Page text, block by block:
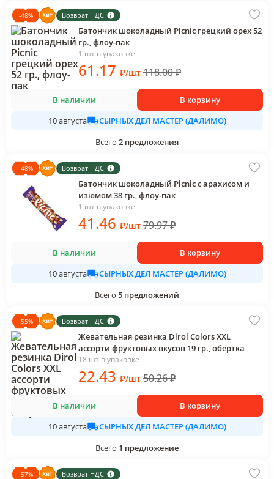
-48% Возврат НДС
Батончик шоколадный Picnic грецкий орех 52
гр., флоу-пак
1 шт в упаковке
61.17 ₽/шт 118.00₽
В наличии
В корзину
10 августа
СЫРНЫХ ДЕЛ МАСТЕР (ДАЛИМО)
Всего 2 предложения
-48% Возврат НДС
Батончик шоколадный Picnic с арахисом и
изюмом 38 гр., флоу-пак
1 шт в упаковке
41.46 ₽/шт 79.97₽
В наличии
В корзину
10 августа
СЫРНЫХ ДЕЛ МАСТЕР (ДАЛИМО)
Всего 5 предложений
-55% Возврат НДС
Жевательная резинка Dirol Colors XXL
ассорти фруктовых вкусов 19 гр., обертка
18 шт в упаковке
22.43 ₽/шт 50.26₽
В наличии
В корзину
10 августа
СЫРНЫХ ДЕЛ МАСТЕР (ДАЛИМО)
Всего 1 предложение
-57% Возврат НДС